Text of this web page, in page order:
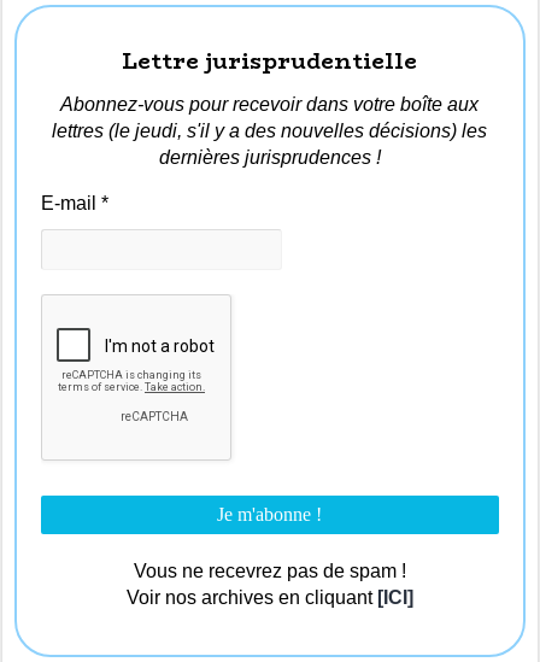
Lettre jurisprudentielle
Abonnez-vous pour recevoir dans votre boîte aux
lettres (le jeudi, s'il y a des nouvelles décisions) les
dernières jurisprudences !
E-mail*
Vous ne recevrez pas de spam !
Voir nos archives en cliquant [ICI]